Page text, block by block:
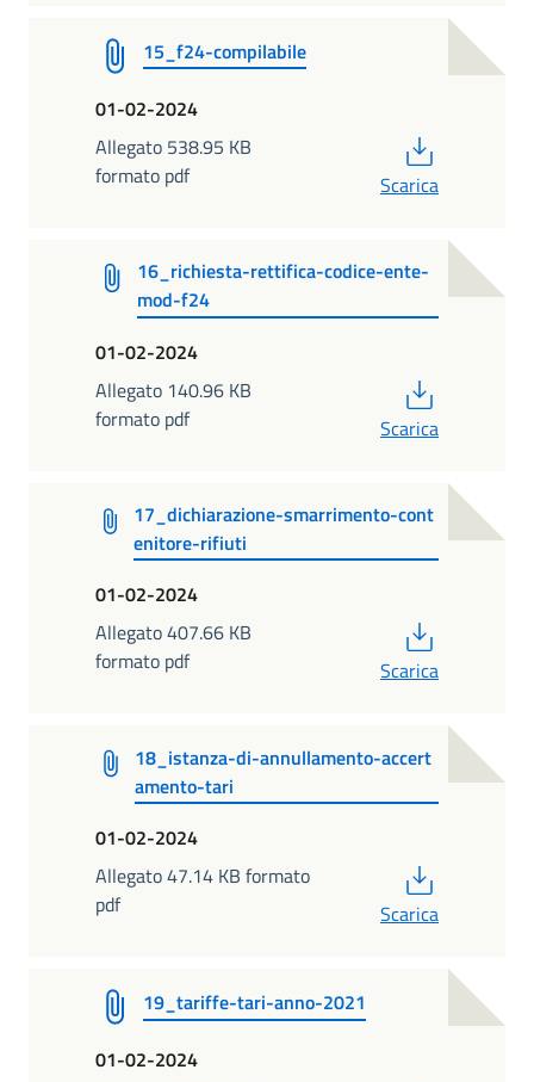
15_f24-compilabile
01-02-2024
Allegato 538.95 KB
formato pdf
Scarica
16_richiesta-rettifica-codice-ente-
mod-f24
01-02-2024
Allegato 140.96 KB
formato pdf
Scarica
17_dichiarazione-smarrimento-cont
enitore-rifiuti
01-02-2024
Allegato 407.66 KB
formato pdf
Scarica
18_istanza-di-annullamento-accert
amento-tari
01-02-2024
Allegato 47.14 KB formato
pdf
Scarica
19_tariffe-tari-anno-2021
01-02-2024